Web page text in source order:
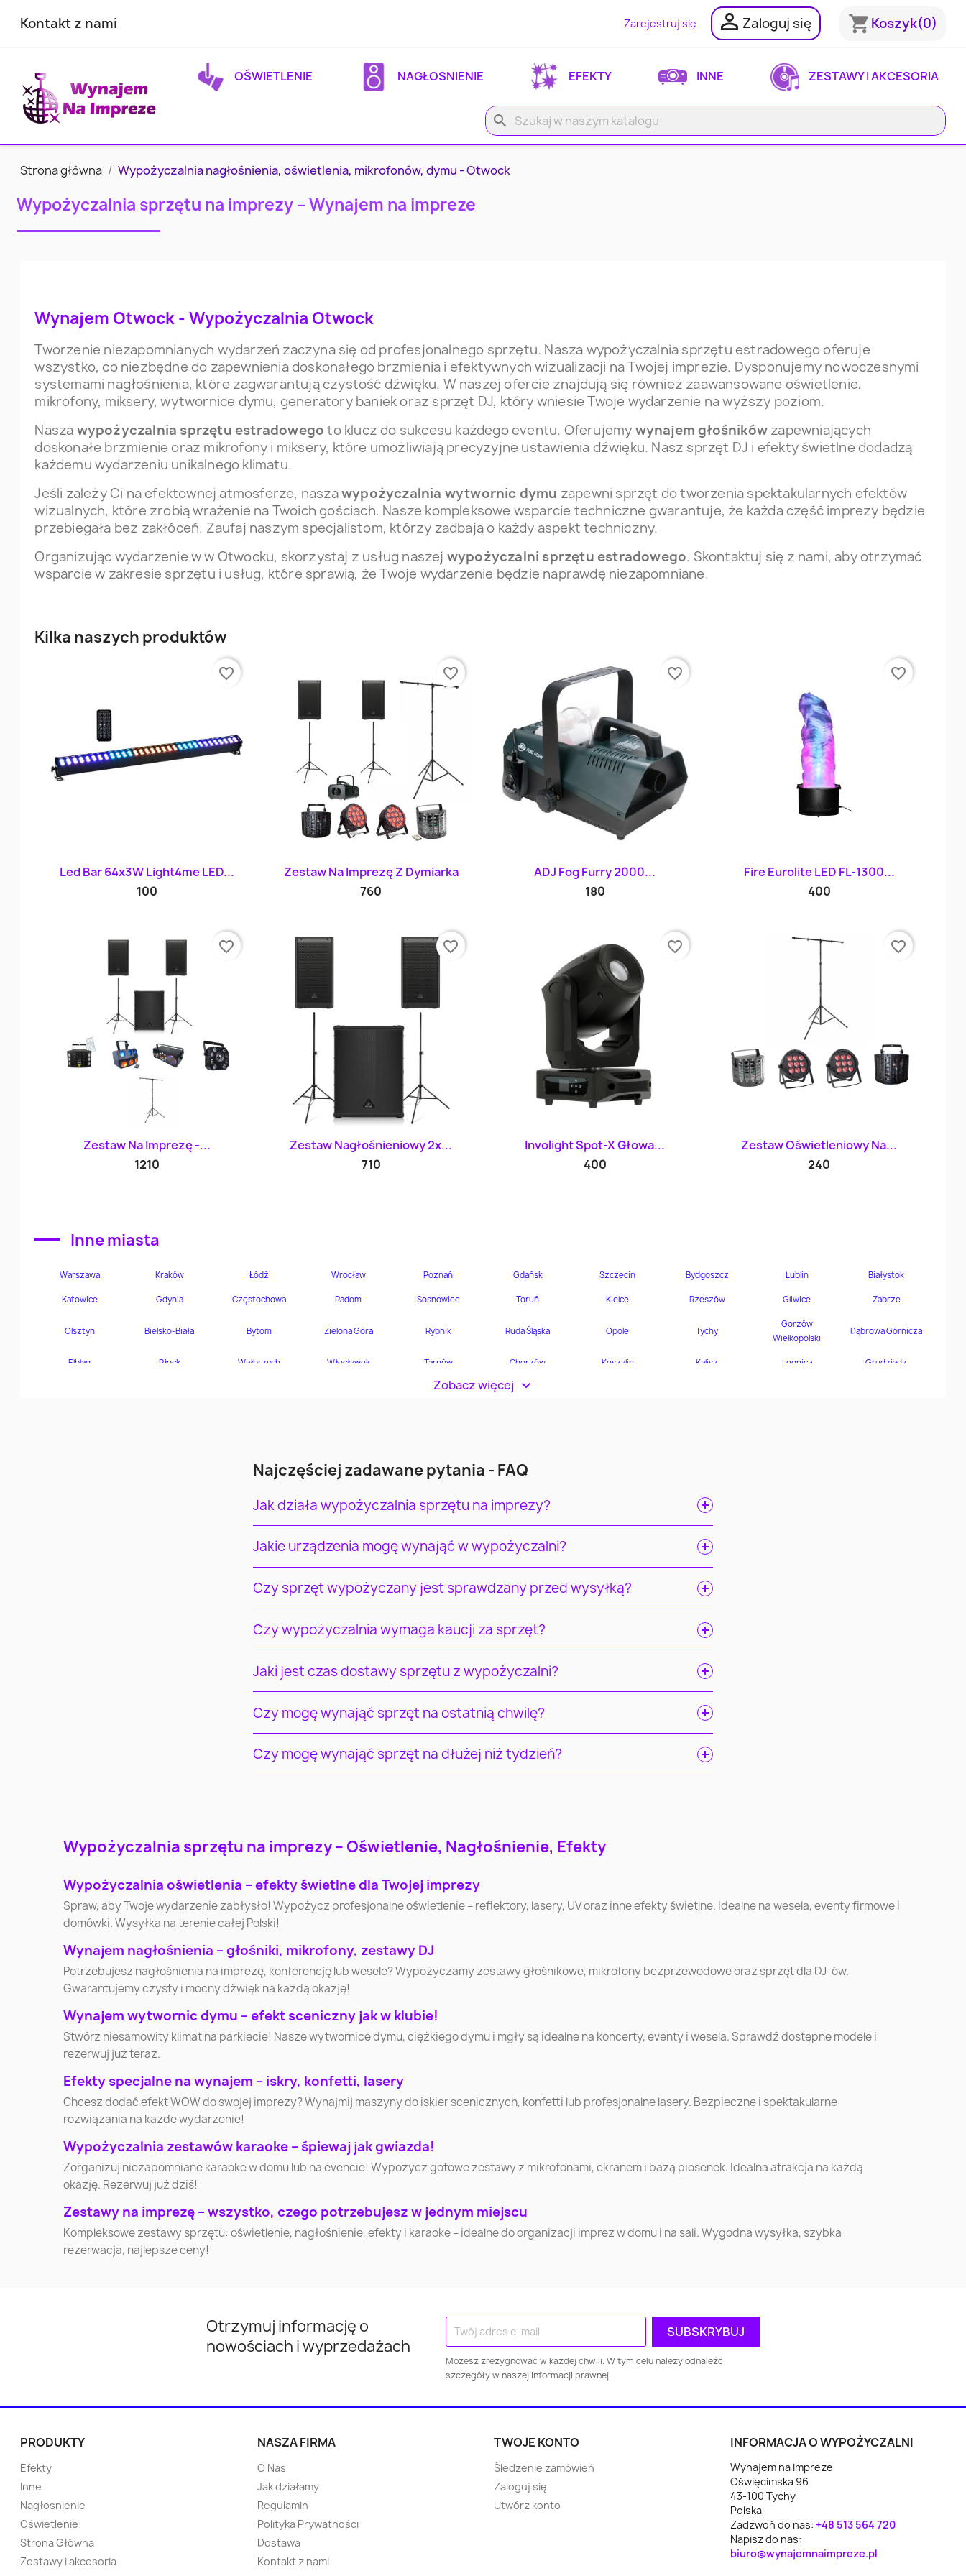
Kontakt z nami Zarejestruj się  Zaloguj się shopping_cart Koszyk(0)
OŚWIETLENIE NAGŁOSNIENIE EFEKTY INNE ZESTAWY I AKCESORIA
search
Strona główna Wypożyczalnia nagłośnienia, oświetlenia, mikrofonów, dymu - Otwock
Wypożyczalnia sprzętu na imprezy – Wynajem na impreze
Wynajem Otwock - Wypożyczalnia Otwock
Tworzenie niezapomnianych wydarzeń zaczyna się od profesjonalnego sprzętu. Nasza wypożyczalnia sprzętu estradowego oferuje
wszystko, co niezbędne do zapewnienia doskonałego brzmienia i efektywnych wizualizacji na Twojej imprezie. Dysponujemy nowoczesnymi
systemami nagłośnienia, które zagwarantują czystość dźwięku. W naszej ofercie znajdują się również zaawansowane oświetlenie,
mikrofony, miksery, wytwornice dymu, generatory baniek oraz sprzęt DJ, który wniesie Twoje wydarzenie na wyższy poziom.
Nasza wypożyczalnia sprzętu estradowego to klucz do sukcesu każdego eventu. Oferujemy wynajem głośników zapewniających
doskonałe brzmienie oraz mikrofony i miksery, które umożliwiają precyzyjne ustawienia dźwięku. Nasz sprzęt DJ i efekty świetlne dodadzą
każdemu wydarzeniu unikalnego klimatu.
Jeśli zależy Ci na efektownej atmosferze, naszawypożyczalnia wytwornic dymu zapewni sprzęt do tworzenia spektakularnych efektów
wizualnych, które zrobią wrażenie na Twoich gościach. Nasze kompleksowe wsparcie techniczne gwarantuje, że każda część imprezy będzie
przebiegała bez zakłóceń. Zaufaj naszym specjalistom, którzy zadbają o każdy aspekt techniczny.
Organizując wydarzenie w w Otwocku, skorzystaj z usług naszej wypożyczalni sprzętu estradowego. Skontaktuj się z nami, aby otrzymać
wsparcie w zakresie sprzętu i usług, które sprawią, że Twoje wydarzenie będzie naprawdę niezapomniane.
Kilka naszych produktów
Szybki podgląd
Led Bar 64x3W Light4me LED...
100
favorite_border
Szybki podgląd
Zestaw Na Imprezę Z Dymiarka
760
favorite_border
Szybki podgląd
ADJ Fog Furry 2000...
180
favorite_border
Szybki podgląd
Fire Eurolite LED FL-1300...
400
favorite_border
Szybki podgląd
Zestaw Na Imprezę -...
1210
favorite_border
Szybki podgląd
Zestaw Nagłośnieniowy 2x...
710
favorite_border
Szybki podgląd
Involight Spot-X Głowa...
400
favorite_border
Szybki podgląd
Zestaw Oświetleniowy Na...
240
favorite_border
Inne miasta
Katowice Gdynia Częstochowa Radom Sosnowiec
Olsztyn Bielsko-Biała Bytom Zielona Góra Rybnik Ruda Śląska Opole
Elbląg Płock Wałbrzych
Słupsk Jaworzno Jastrzębie-Zdrój
Lubin Ostrołęka Suwałki Łomża Leszno Zamość Żory
Stalowa Wola Kędzierzyn-Koźle Starachowice
Mikołów Nysa Ełk
Żyrardów
Lubań Wałcz Nowy Targ Lubliniec
Kwidzyn Jarosław Puławy Wejherowo Racibórz
Lubartów
Strzelce Opolskie Błonie Koło
Ostrzeszów Skarszewy Polkowice
Ryglice
Lubawskie
Zobacz więcej >
Najczęściej zadawane pytania - FAQ
Jak działa wypożyczalnia sprzętu na imprezy?
Jakie urządzenia mogę wynająć w wypożyczalni?
Czy sprzęt wypożyczany jest sprawdzany przed wysyłką?
Czy wypożyczalnia wymaga kaucji za sprzęt?
Jaki jest czas dostawy sprzętu z wypożyczalni?
Czy mogę wynająć sprzęt na ostatnią chwilę?
Czy mogę wynająć sprzęt na dłużej niż tydzień?
Wypożyczalnia sprzętu na imprezy – Oświetlenie, Nagłośnienie, Efekty
Wypożyczalnia oświetlenia – efekty świetlne dla Twojej imprezy
Spraw, aby Twoje wydarzenie zabłysło! Wypożycz profesjonalne oświetlenie – reflektory, lasery, UV oraz inne efekty świetlne. Idealne na wesela, eventy firmowe i
domówki. Wysyłka na terenie całej Polski!
Wynajem nagłośnienia – głośniki, mikrofony, zestawy DJ
Potrzebujesz nagłośnienia na imprezę, konferencję lub wesele? Wypożyczamy zestawy głośnikowe, mikrofony bezprzewodowe oraz sprzęt dla DJ-ów.
Gwarantujemy czysty i mocny dźwięk na każdą okazję!
Wynajem wytwornic dymu – efekt sceniczny jak w klubie!
Stwórz niesamowity klimat na parkiecie! Nasze wytwornice dymu, ciężkiego dymu i mgły są idealne na koncerty, eventy i wesela. Sprawdź dostępne modele i
rezerwuj już teraz.
Efekty specjalne na wynajem – iskry, konfetti, lasery
Chcesz dodać efekt WOW do swojej imprezy? Wynajmij maszyny do iskier scenicznych, konfetti lub profesjonalne lasery. Bezpieczne i spektakularne
rozwiązania na każde wydarzenie!
Wypożyczalnia zestawów karaoke – śpiewaj jak gwiazda!
Zorganizuj niezapomniane karaoke w domu lub na evencie! Wypożycz gotowe zestawy z mikrofonami, ekranem i bazą piosenek. Idealna atrakcja na każdą
okazję. Rezerwuj już dziś!
Zestawy na imprezę – wszystko, czego potrzebujesz w jednym miejscu
Kompleksowe zestawy sprzętu: oświetlenie, nagłośnienie, efekty i karaoke – idealne do organizacji imprez w domu i na sali. Wygodna wysyłka, szybka
rezerwacja, najlepsze ceny!
Otrzymuj informację o
nowościach i wyprzedażach
Możesz zrezygnować w każdej chwili. W tym celu należy odnaleźć
szczegóły w naszej informacji prawnej.
PRODUKTY
Efekty
Inne
Nagłosnienie
Oświetlenie
Strona Główna
Zestawy i akcesoria
NASZA FIRMA
O Nas
Jak działamy
Regulamin
Polityka Prywatności
Dostawa
Kontakt z nami
TWOJE KONTO
Śledzenie zamówień
Zaloguj się
Utwórz konto
INFORMACJA O WYPOŻYCZALNI
Wynajem na impreze
Oświęcimska 96
43-100 Tychy
Polska
Zadzwoń do nas:+48 513 564 720
Napisz do nas:
biuro@wynajemnaimpreze.pl